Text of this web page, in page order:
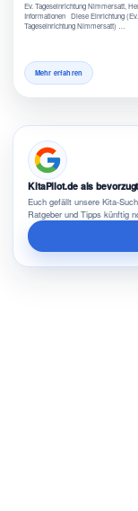
Ev. Tageseinrichtung Nimmersatt,
Informationen Diese Einrichtung (Ev.
Tageseinrichtung Nimmersatt) …
Mehr erfahren
KitaPilot.de als
Euch gefällt unsere Kita-
Ratgeber und Tipps künftig